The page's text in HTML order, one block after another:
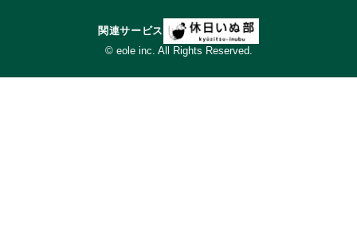
関連サービス
© eole inc. All Rights Reserved.